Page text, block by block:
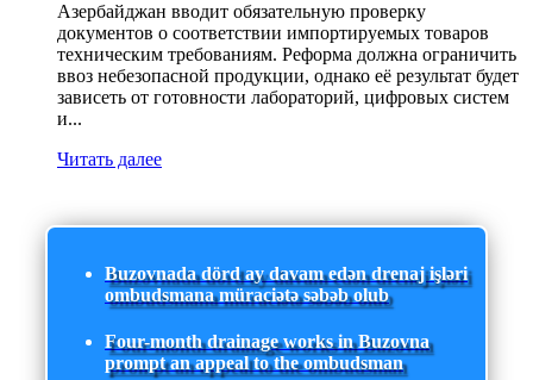
Азербайджан вводит обязательную проверку
документов о соответствии импортируемых товаров
техническим требованиям. Реформа должна ограничить
ввоз небезопасной продукции, однако её результат будет
зависеть от готовности лабораторий, цифровых систем
и...
Читать далее
Buzovnada dörd ay davam edən drenaj işləri
ombudsmana müraciətə səbəb olub
Four-month drainage works in Buzovna
prompt an appeal to the ombudsman